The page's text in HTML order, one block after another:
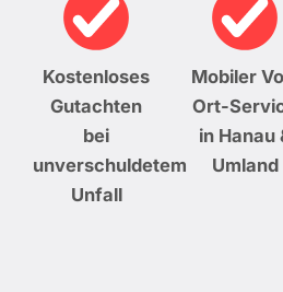
Kostenloses
Gutachten
bei
unverschuldetem
Unfall
Mobiler
Ort-
in Hanau
Umland